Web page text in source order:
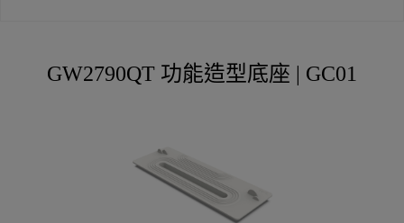
GW2790QT 功能造型底座 | GC01